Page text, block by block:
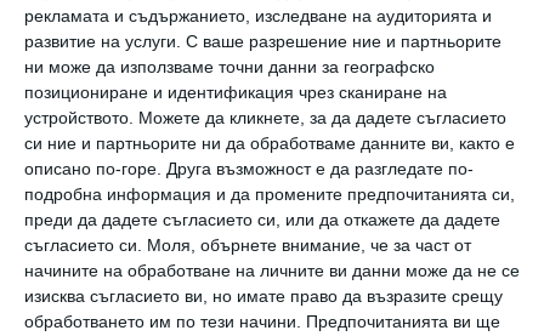
рекламата и съдържанието, изследване на аудиторията и
развитие на услуги. С ваше разрешение ние и партньорите
ни може да използваме точни данни за географско
позициониране и идентификация чрез сканиране на
устройството. Можете да кликнете, за да дадете съгласието
си ние и партньорите ни да обработваме данните ви, както е
описано по-горе. Друга възможност е да разгледате по-
подробна информация и да промените предпочитанията си,
преди да дадете съгласието си, или да откажете да дадете
съгласието си.
Моля, обърнете внимание, че за част от
начините на обработване на личните ви данни може да не се
изисква съгласието ви, но имате право да възразите срещу
обработването им по тези начини. Предпочитанията ви ще
монета е свързана с “кучешка” тема и има
елементи на хумор.
Двете малки деца на Мъск са от бившата му
тръпка - певицата Граймс.